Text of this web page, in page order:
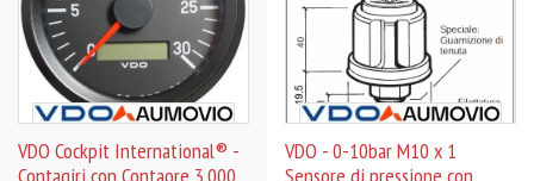
VDO Cockpit International® -
Contagiri con Contaore 3.000
VDO - 0-10bar M10 x 1
Sensore di pressione con